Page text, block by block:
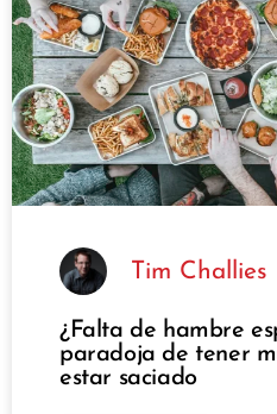
Tim Challies
¿Falta de hambre
paradoja de tener
estar saciado